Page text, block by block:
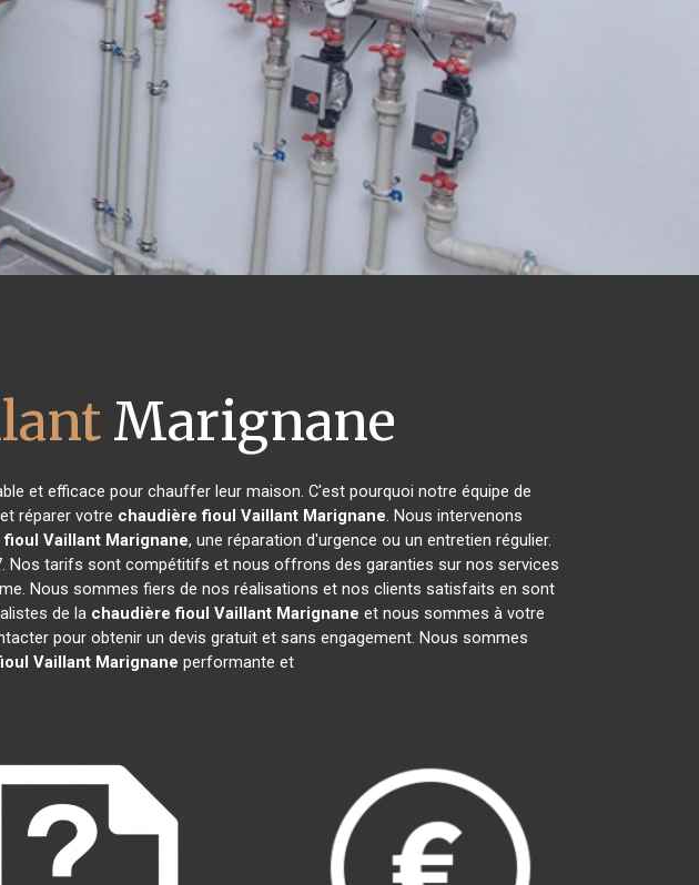
Marignane
et efficace pour chauffer leur maison. C'est pourquoi notre équipe de
réparer votre chaudière fioul Vaillant Marignane. Nous intervenons
Vaillant Marignane, une réparation d'urgence ou un entretien régulier.
tarifs sont compétitifs et nous offrons des garanties sur nos services
Nous sommes fiers de nos réalisations et nos clients satisfaits en sont
de la chaudière fioul Vaillant Marignane et nous sommes à votre
pour obtenir un devis gratuit et sans engagement. Nous sommes
Vaillant Marignane performante et